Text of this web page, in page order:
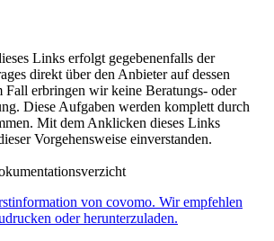
Links erfolgt gegebenenfalls der
direkt über den Anbieter auf dessen
Fall erbringen wir keine Beratungs- oder
Diese Aufgaben werden komplett durch
Mit dem Anklicken dieses Links
Vorgehensweise einverstanden.
von covomo. Wir empfehlen
oder herunterzuladen.